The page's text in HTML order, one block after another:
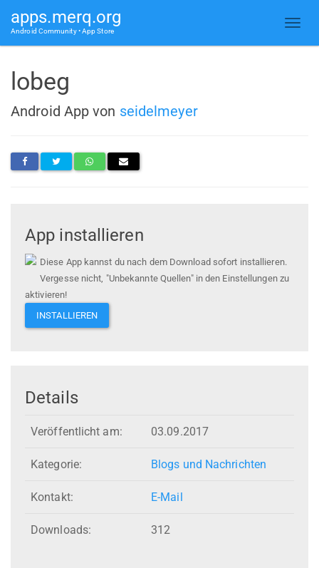
apps.merq.org
Android Community • App Store
lobeg
Android App von seidelmeyer
App installieren
Diese App kannst du nach dem Download sofort installieren.
Vergesse nicht, "Unbekannte Quellen" in den Einstellungen zu
aktivieren!
INSTALLIEREN
Details
Veröffentlicht am: 03.09.2017
Kategorie: Blogs und Nachrichten
Kontakt: E-Mail
Downloads: 312